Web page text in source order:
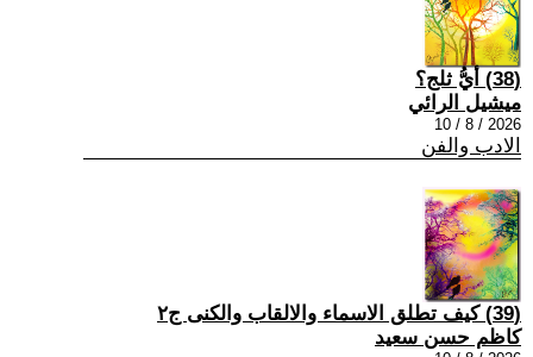
(38) أيُّ ثلج؟
ميشيل الرائي
2026 / 8 / 10
الادب والفن
(39) كيف تطلق الاسماء والالقاب والكنى ج٢
كاظم حسن سعيد